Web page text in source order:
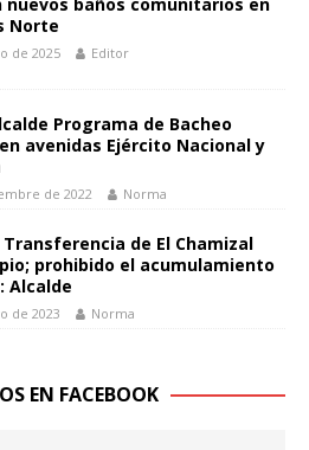
Norte
de 2025 Editor
Programa de Bacheo
avenidas Ejército Nacional y
de 2022 Norma
de El Chamizal
prohibido el acumulamiento
Alcalde
de 2023 Norma
EN FACEBOOK